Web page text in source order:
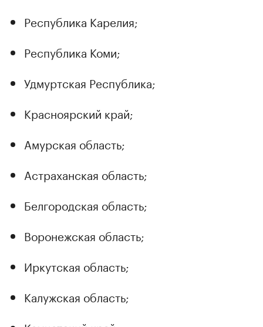
Республика Карелия;
Республика Коми;
Удмуртская Республика;
Красноярский край;
Амурская область;
Астраханская область;
Белгородская область;
Воронежская область;
Иркутская область;
Калужская область;